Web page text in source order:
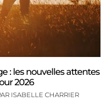
: les nouvelles attentes
2026
ISABELLE CHARRIER